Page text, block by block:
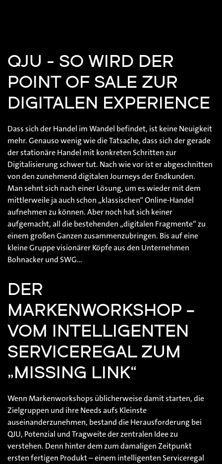
QJU - SO WIRD DER
POINT OF SALE ZUR
DIGITALEN EXPERIENCE
Dass sich der Handel im Wandel befindet, ist keine Neuigkeit
mehr. Genauso wenig wie die Tatsache, dass sich der gerade
der stationäre Handel mit konkreten Schritten zur
Digitalisierung schwer tut. Nach wie vor ist er abgeschnitten
von den zunehmend digitalen Journeys der Endkunden.
Man sehnt sich nach einer Lösung, um es wieder mit dem
mittlerweile ja auch schon „klassischen“ Online-Handel
aufnehmen zu können. Aber noch hat sich keiner
aufgemacht, all die bestehenden „digitalen Fragmente“ zu
einem großen Ganzen zusammenzubringen. Bis auf eine
kleine Gruppe visionärer Köpfe aus den Unternehmen
Bohnacker und SWG…
DER
MARKENWORKSHOP –
VOM INTELLIGENTEN
SERVICEREGAL ZUM
„MISSING LINK“
Wenn Markenworkshops üblicherweise damit starten, die
Zielgruppen und ihre Needs aufs Kleinste
auseinanderzunehmen, bestand die Herausforderung bei
QJU, Potenzial und Tragweite der zentralen Idee zu
verstehen. Denn hinter dem zum damaligen Zeitpunkt
ersten fertigen Produkt – einem intelligenten Serviceregal